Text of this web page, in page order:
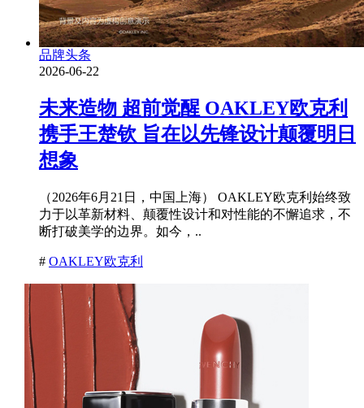
品牌头条
2026-06-22
未来造物 超前觉醒 OAKLEY欧克利
携手王楚钦 旨在以先锋设计颠覆明日
想象
（2026年6月21日，中国上海） OAKLEY欧克利始终致
力于以革新材料、颠覆性设计和对性能的不懈追求，不
断打破美学的边界。如今，..
# OAKLEY欧克利